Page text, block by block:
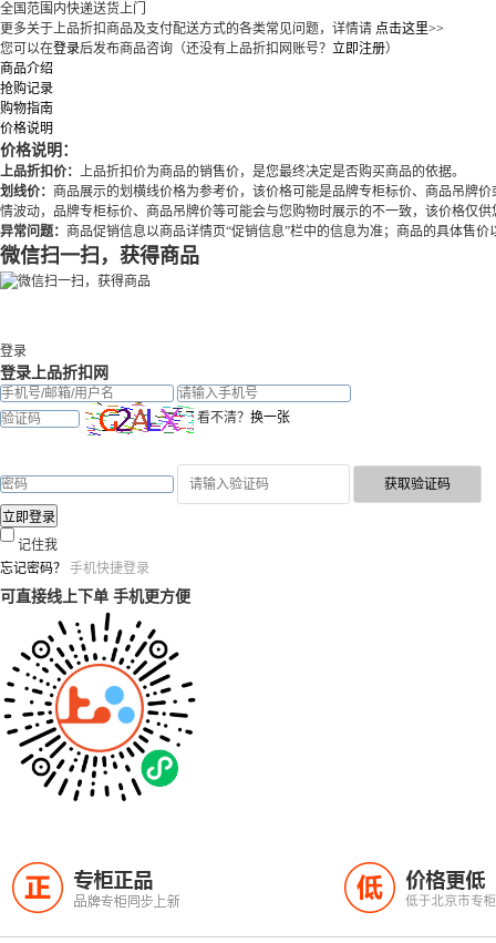
全国范围内快递送货上门
更多关于上品折扣商品及支付配送方式的各类常见问题，详情请 点击这里>>
您可以在登录后发布商品咨询（还没有上品折扣网账号？ 立即注册）
商品介绍
抢购记录
购物指南
价格说明
价格说明：
上品折扣价： 上品折扣价为商品的销售价，是您最终决定是否购买商品的依据。
划线价： 商品展示的划横线价格为参考价，该价格可能是品牌专柜标价、商品吊牌
情波动，品牌专柜标价、商品吊牌价等可能会与您购物时展示的不一致，该价格仅供
异常问题： 商品促销信息以商品详情页“促销信息”栏中的信息为准；商品的具体售
微信扫一扫，获得商品
登录
登录上品折扣网
看不清？ 换一张
记住我
忘记密码？
手机快捷登录
可直接线上下单 手机更方便
正 专柜正品
品牌专柜同步上新
低 价格更低
低于北京市专